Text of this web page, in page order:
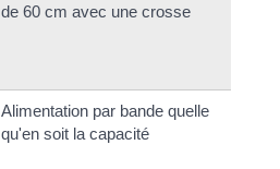
de 60 cm avec une crosse
Alimentation par bande quelle
qu'en soit la capacité